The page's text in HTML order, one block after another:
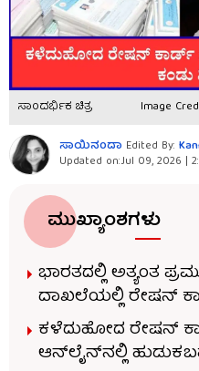
ಸಾಂದರ್ಭಿಕ ಚಿತ್ರ Image
ಸಾಯಿನಂದಾ Edited By:
Updated on:Jul 09, 2026 |
ಮುಖ್ಯಾಂಶಗಳು
ಭಾರತದಲ್ಲಿ ಅತ್ಯಂತ
ದಾಖಲೆಯಲ್ಲಿ ರೇಷನ್
ಕಳೆದುಹೋದ ರೇಷನ್
ಆನ್‌ಲೈನ್‌ನಲ್ಲಿ